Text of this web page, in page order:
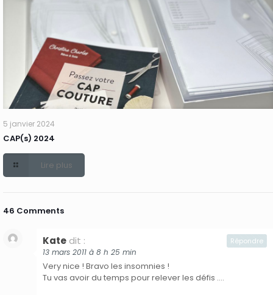
5 janvier 2024
CAP(s) 2024
Lire plus
46 Comments
Kate dit :
13 mars 2011 à 8 h 25 min
Very nice ! Bravo les insomnies !
Tu vas avoir du temps pour relever les défis ….
Répondre